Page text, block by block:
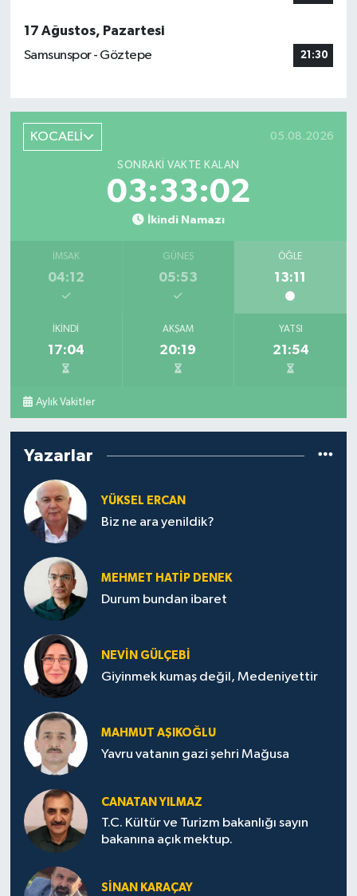
17 Ağustos, Pazartesi
Samsunspor - Göztepe
21:30
KOCAELİ 05.08.2026
SONRAKI VAKTE KALAN
03:33:02
İkindi Namazı
İMSAK
04:12
GÜNEŞ
05:53
ÖĞLE
13:11
İKINDI
17:04
AKŞAM
20:19
YATSI
21:54
Aylık Vakitler
Yazarlar
YÜKSEL ERCAN
Biz ne ara yenildik?
MEHMET HATİP DENEK
Durum bundan ibaret
NEVİN GÜLÇEBİ
Giyinmek kumaş değil, Medeniyettir
MAHMUT AŞIKOĞLU
Yavru vatanın gazi şehri Mağusa
CANATAN YILMAZ
T.C. Kültür ve Turizm bakanlığı sayın
bakanına açık mektup.
SİNAN KARAÇAY